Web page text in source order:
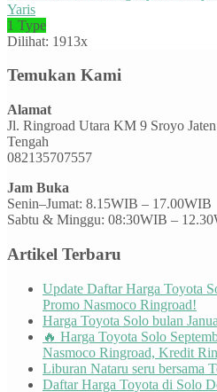
Yaris
1 Type
Dilihat: 1913x
Temukan Kami
Alamat
Jl. Ringroad Utara KM 9 Sroyo
Tengah
082135707557
Jam Buka
Senin–Jumat: 8.15WIB – 17.00WIB
Sabtu & Minggu: 08:30WIB –
Artikel Terbaru
Update Daftar Harga Toyota
Promo Nasmoco Ringroad!
Harga Toyota Solo bulan
🔥 Harga Toyota Solo
Nasmoco Ringroad, Kredit
Liburan Nataru seru bersama
Daftar Harga Toyota di Solo